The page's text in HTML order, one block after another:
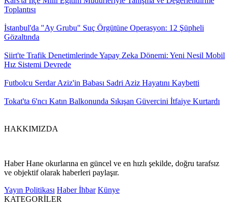
Toplantısı
İstanbul'da "Ay Grubu" Suç Örgütüne Operasyon: 12 Şüpheli
Gözaltında
Siirt'te Trafik Denetimlerinde Yapay Zeka Dönemi: Yeni Nesil Mobil
Hız Sistemi Devrede
Futbolcu Serdar Aziz'in Babası Sadri Aziz Hayatını Kaybetti
Tokat'ta 6'ncı Katın Balkonunda Sıkışan Güvercini İtfaiye Kurtardı
HAKKIMIZDA
Haber Hane okurlarına en güncel ve en hızlı şekilde, doğru tarafsız
ve objektif olarak haberleri paylaşır.
Yayın Politikası Haber İhbar Künye
KATEGORİLER